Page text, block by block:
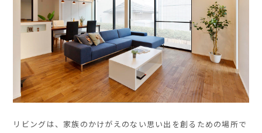
リビングは、家族のかけがえのない思い出を創るための場所で